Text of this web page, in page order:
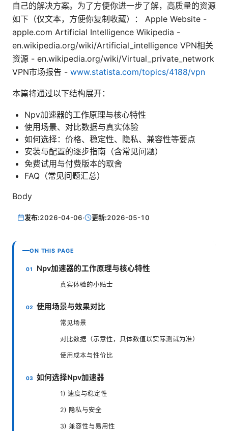
自己的解决方案。为了方便你进一步了解，高质量的资源
如下（仅文本，方便你复制收藏）： Apple Website -
apple.com Artificial Intelligence Wikipedia -
en.wikipedia.org/wiki/Artificial_intelligence VPN相关
资源 - en.wikipedia.org/wiki/Virtual_private_network
VPN市场报告 - www.statista.com/topics/4188/vpn
本篇将通过以下结构展开：
Npv加速器的工作原理与核心特性
使用场景、对比数据与真实体验
如何选择：价格、稳定性、隐私、兼容性等要点
安装与配置的逐步指南（含常见问题）
免费试用与付费版本的取舍
FAQ（常见问题汇总）
Body
发布:2026-04-06· 更新:2026-05-10
ON THIS PAGE
Npv加速器的工作原理与核心特性
真实体验的小贴士
使用场景与效果对比
常见场景
对比数据（示意性，具体数值以实际测试为准）
使用成本与性价比
如何选择Npv加速器
1) 速度与稳定性
2) 隐私与安全
3) 兼容性与易用性